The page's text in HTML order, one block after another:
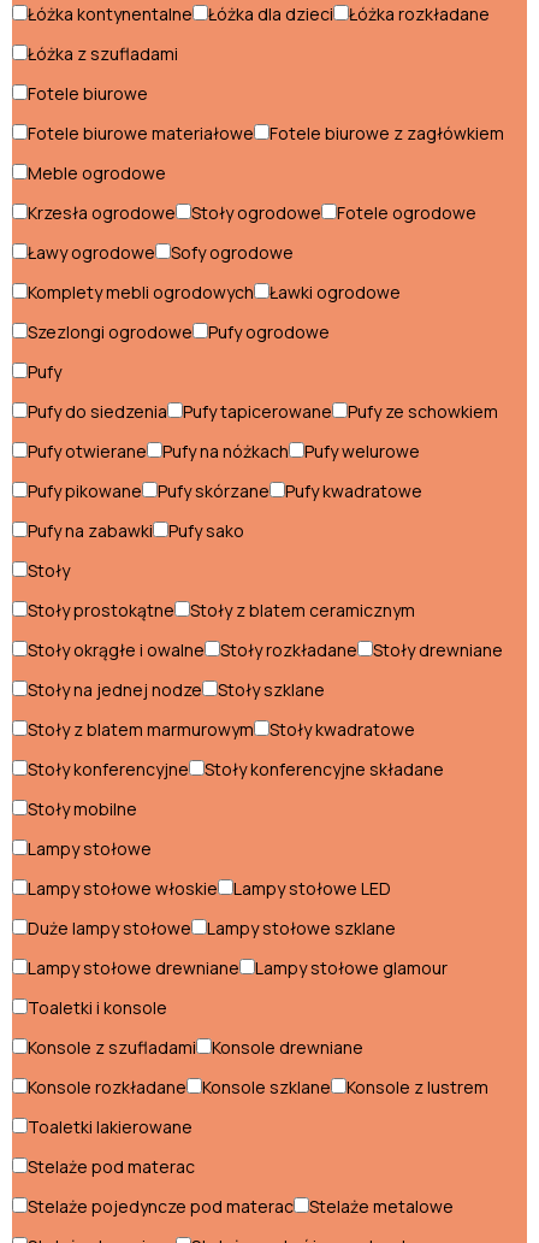
Kredensy kuchenne
Półki do kuchni
Stoliki do kuchni
Stoły do kuchni
Szafki do kuchni
Witryny kuchenne
Biurka do biura
Fotele gabinetowe
Fotele obrotowe
Regały do biura
Sofki biurowe
Stoły biurowe
Szafy biurowe
Meble na balkon
Fotele balkonowe
Krzesła balkonowe
Lampy balkonowe
Leżaki balkonowe
Łóżka kontynentalne
Łóżka dla dzieci
Łóżka rozkładane
Łóżka z szufladami
Fotele biurowe
Fotele biurowe materiałowe
Fotele biurowe z zagłówkiem
Meble ogrodowe
Krzesła ogrodowe
Stoły ogrodowe
Fotele ogrodowe
Ławy ogrodowe
Sofy ogrodowe
Komplety mebli ogrodowych
Ławki ogrodowe
Szezlongi ogrodowe
Pufy ogrodowe
Pufy
Pufy do siedzenia
Pufy tapicerowane
Pufy ze schowkiem
Pufy otwierane
Pufy na nóżkach
Pufy welurowe
Pufy pikowane
Pufy skórzane
Pufy kwadratowe
Pufy na zabawki
Pufy sako
Stoły
Stoły prostokątne
Stoły z blatem ceramicznym
Stoły okrągłe i owalne
Stoły rozkładane
Stoły drewniane
Stoły na jednej nodze
Stoły szklane
Stoły z blatem marmurowym
Stoły kwadratowe
Stoły konferencyjne
Stoły konferencyjne składane
Stoły mobilne
Lampy stołowe
Lampy stołowe włoskie
Lampy stołowe LED
Duże lampy stołowe
Lampy stołowe szklane
Lampy stołowe drewniane
Lampy stołowe glamour
Toaletki i konsole
Konsole z szufladami
Konsole drewniane
Konsole rozkładane
Konsole szklane
Konsole z lustrem
Toaletki lakierowane
Stelaże pod materac
Stelaże pojedyncze pod materac
Stelaże metalowe